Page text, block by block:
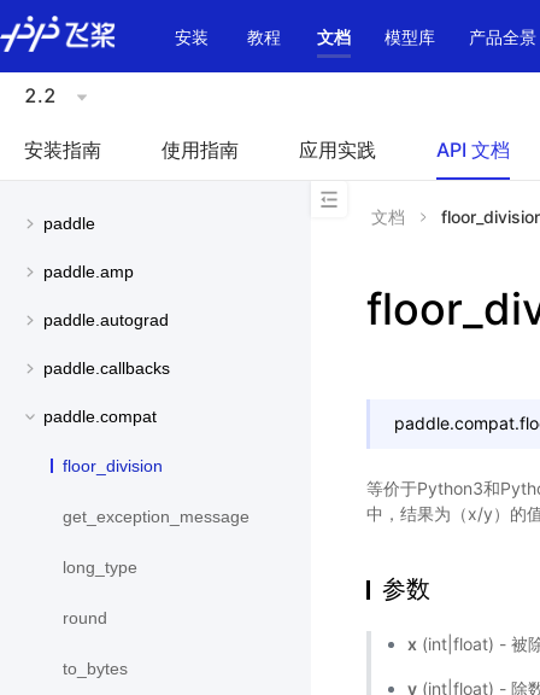
\u200E
安装
教程 文档 模型库 产品全景
2.2
安装指南 使用指南 应用实践 API 文档
paddle
paddle.amp
paddle.autograd
paddle.callbacks
paddle.compat
floor_division
get_exception_message
long_type
round
to_bytes
文档
paddle.compat.
等价于Python3和
中，结果为（x/y）的
参数
x (int|float) - 被
y (int|float) - 除